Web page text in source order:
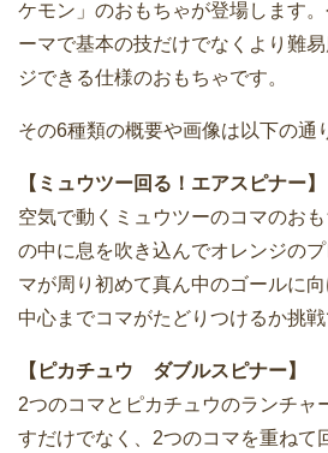
ケモン」のおもちゃが登場します
ーマで基本の技だけでなくより難
ジできる仕様のおもちゃです。
その6種類の概要や画像は以下の通
【ミュウツー回る！エアスピナー】
空気で動くミュウツーのコマのお
の中に息を吹き込んでオレンジの
マが周り初めて真ん中のゴールに向
中心までコマがたどりつけるか挑戦
【ピカチュウ ダブルスピナー】
2つのコマとピカチュウのランチャ
すだけでなく、2つのコマを重ねて